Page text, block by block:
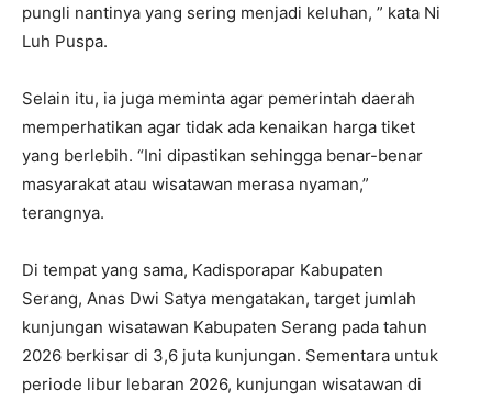
pungli nantinya yang sering menjadi keluhan, ” kata Ni
Luh Puspa.
Selain itu, ia juga meminta agar pemerintah daerah
memperhatikan agar tidak ada kenaikan harga tiket
yang berlebih. “Ini dipastikan sehingga benar-benar
masyarakat atau wisatawan merasa nyaman,”
terangnya.
Di tempat yang sama, Kadisporapar Kabupaten
Serang, Anas Dwi Satya mengatakan, target jumlah
kunjungan wisatawan Kabupaten Serang pada tahun
2026 berkisar di 3,6 juta kunjungan. Sementara untuk
periode libur lebaran 2026, kunjungan wisatawan di